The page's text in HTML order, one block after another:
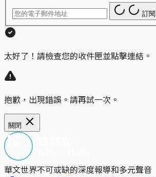
訂閱
太好了！請檢查您的收件匣並點擊連結。
抱歉，出現錯誤。請再試一次。
關閉
華文世界不可或缺的深度報導和多元聲音